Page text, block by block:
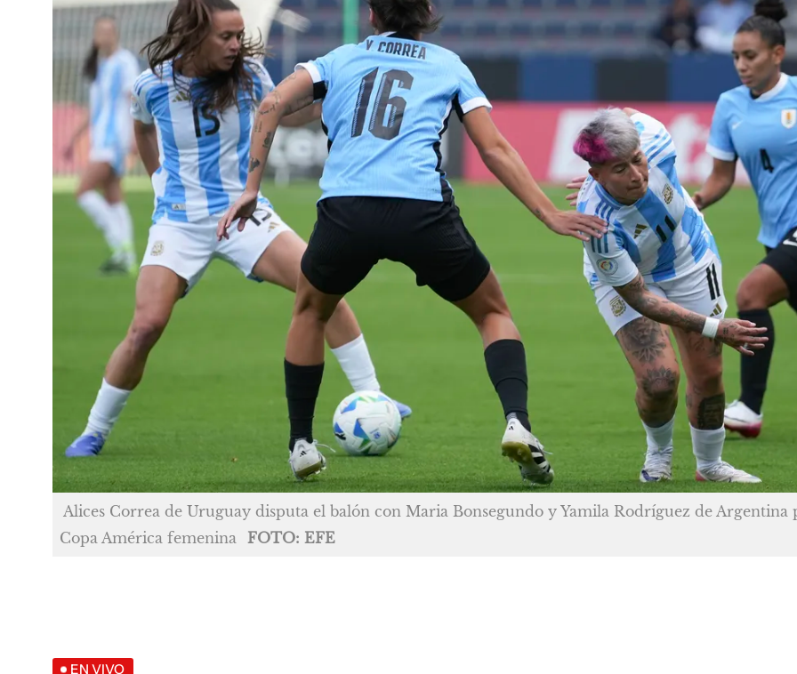
Alices Correa de Uruguay disputa el balón con Maria Bonsegundo y Yamila Rodríguez de Argentina
Copa América femenina
FOTO: EFE
EN VIVO